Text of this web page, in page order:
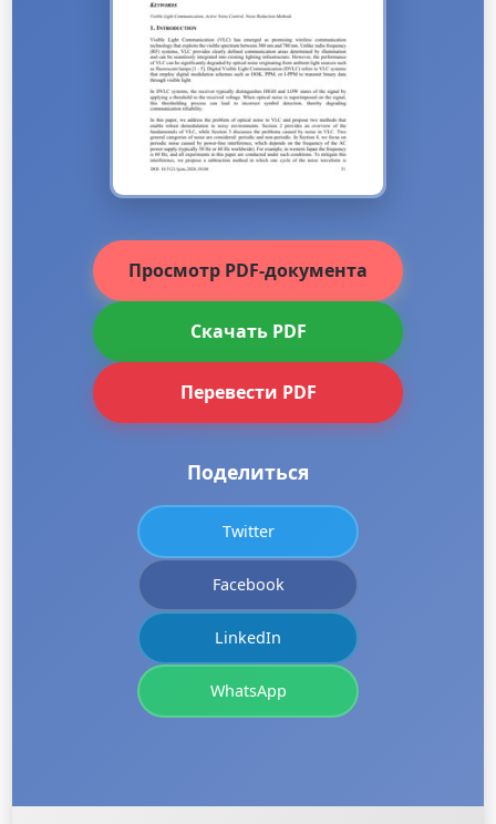
Просмотр PDF-документа
Скачать PDF
Перевести PDF
Поделиться
Twitter
Facebook
LinkedIn
WhatsApp